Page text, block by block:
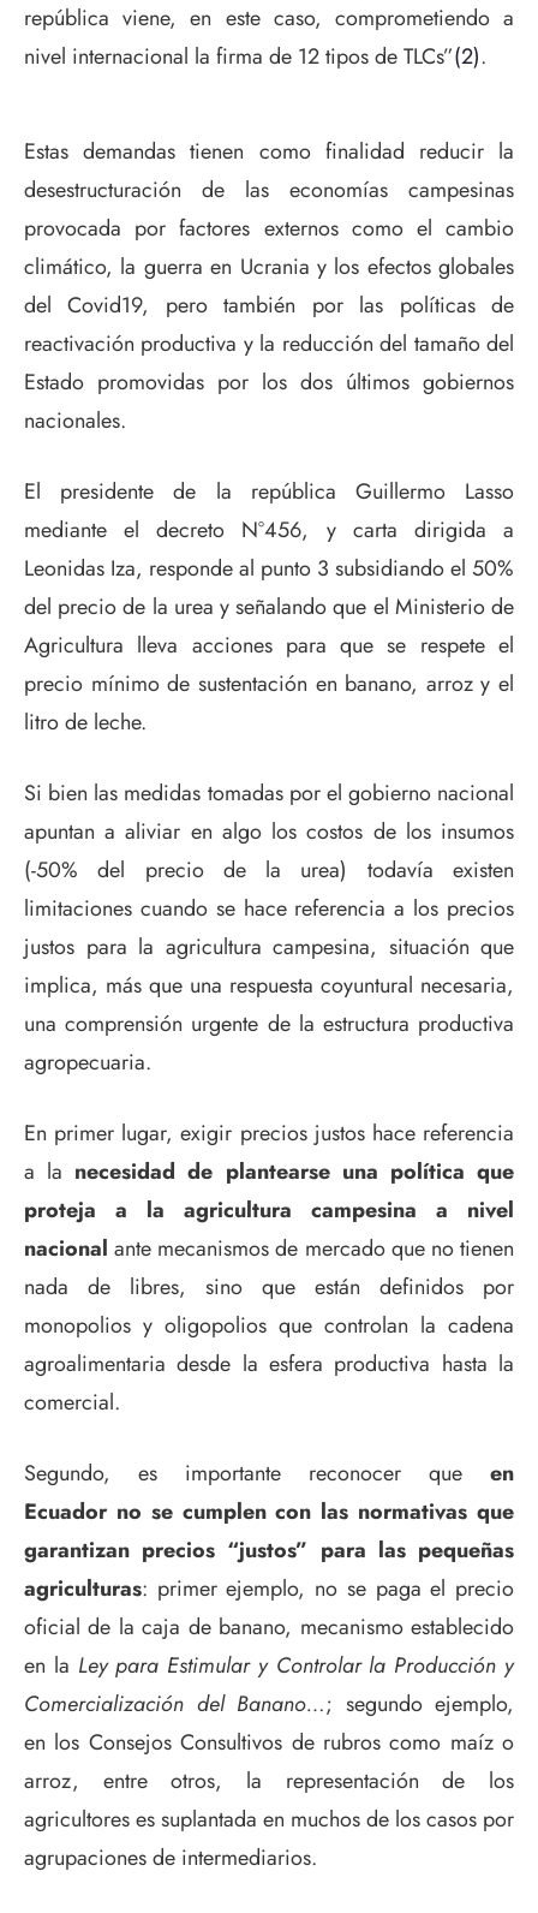
república viene, en este caso, comprometiendo a
nivel internacional la firma de 12 tipos de TLCs”(2).
Estas demandas tienen como finalidad reducir la
desestructuración de las economías campesinas
provocada por factores externos como el cambio
climático, la guerra en Ucrania y los efectos globales
del Covid19, pero también por las políticas de
reactivación productiva y la reducción del tamaño del
Estado promovidas por los dos últimos gobiernos
nacionales.
El presidente de la república Guillermo Lasso
mediante el decreto N°456, y carta dirigida a
Leonidas Iza, responde al punto 3 subsidiando el 50%
del precio de la urea y señalando que el Ministerio de
Agricultura lleva acciones para que se respete el
precio mínimo de sustentación en banano, arroz y el
litro de leche.
Si bien las medidas tomadas por el gobierno nacional
apuntan a aliviar en algo los costos de los insumos
(-50% del precio de la urea) todavía existen
limitaciones cuando se hace referencia a los precios
justos para la agricultura campesina, situación que
implica, más que una respuesta coyuntural necesaria,
una comprensión urgente de la estructura productiva
agropecuaria.
En primer lugar, exigir precios justos hace referencia
a la necesidad de plantearse una política que
proteja a la agricultura campesina a nivel
nacional ante mecanismos de mercado que no tienen
nada de libres, sino que están definidos por
monopolios y oligopolios que controlan la cadena
agroalimentaria desde la esfera productiva hasta la
comercial.
Segundo, es importante reconocer que en
Ecuador no se cumplen con las normativas que
garantizan precios “justos” para las pequeñas
agriculturas: primer ejemplo, no se paga el precio
oficial de la caja de banano, mecanismo establecido
en la Ley para Estimular y Controlar la Producción y
Comercialización del Banano…; segundo ejemplo,
en los Consejos Consultivos de rubros como maíz o
arroz, entre otros, la representación de los
agricultores es suplantada en muchos de los casos por
agrupaciones de intermediarios.